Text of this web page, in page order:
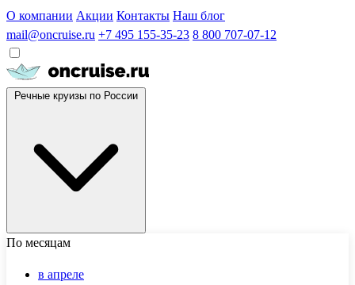
О компании Акции Контакты Наш блог
mail@oncruise.ru +7 495 155-35-23 8 800 707-07-12
По месяцам
в апреле